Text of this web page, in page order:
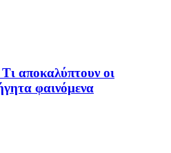
αποκαλύπτουν οι
φαινόμενα